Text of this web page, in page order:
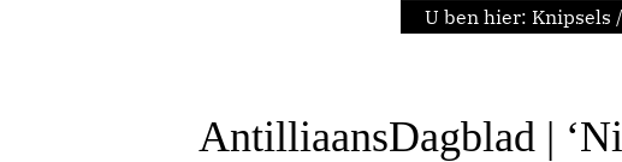
U ben hier: Knipsels /
AntilliaansDagblad |